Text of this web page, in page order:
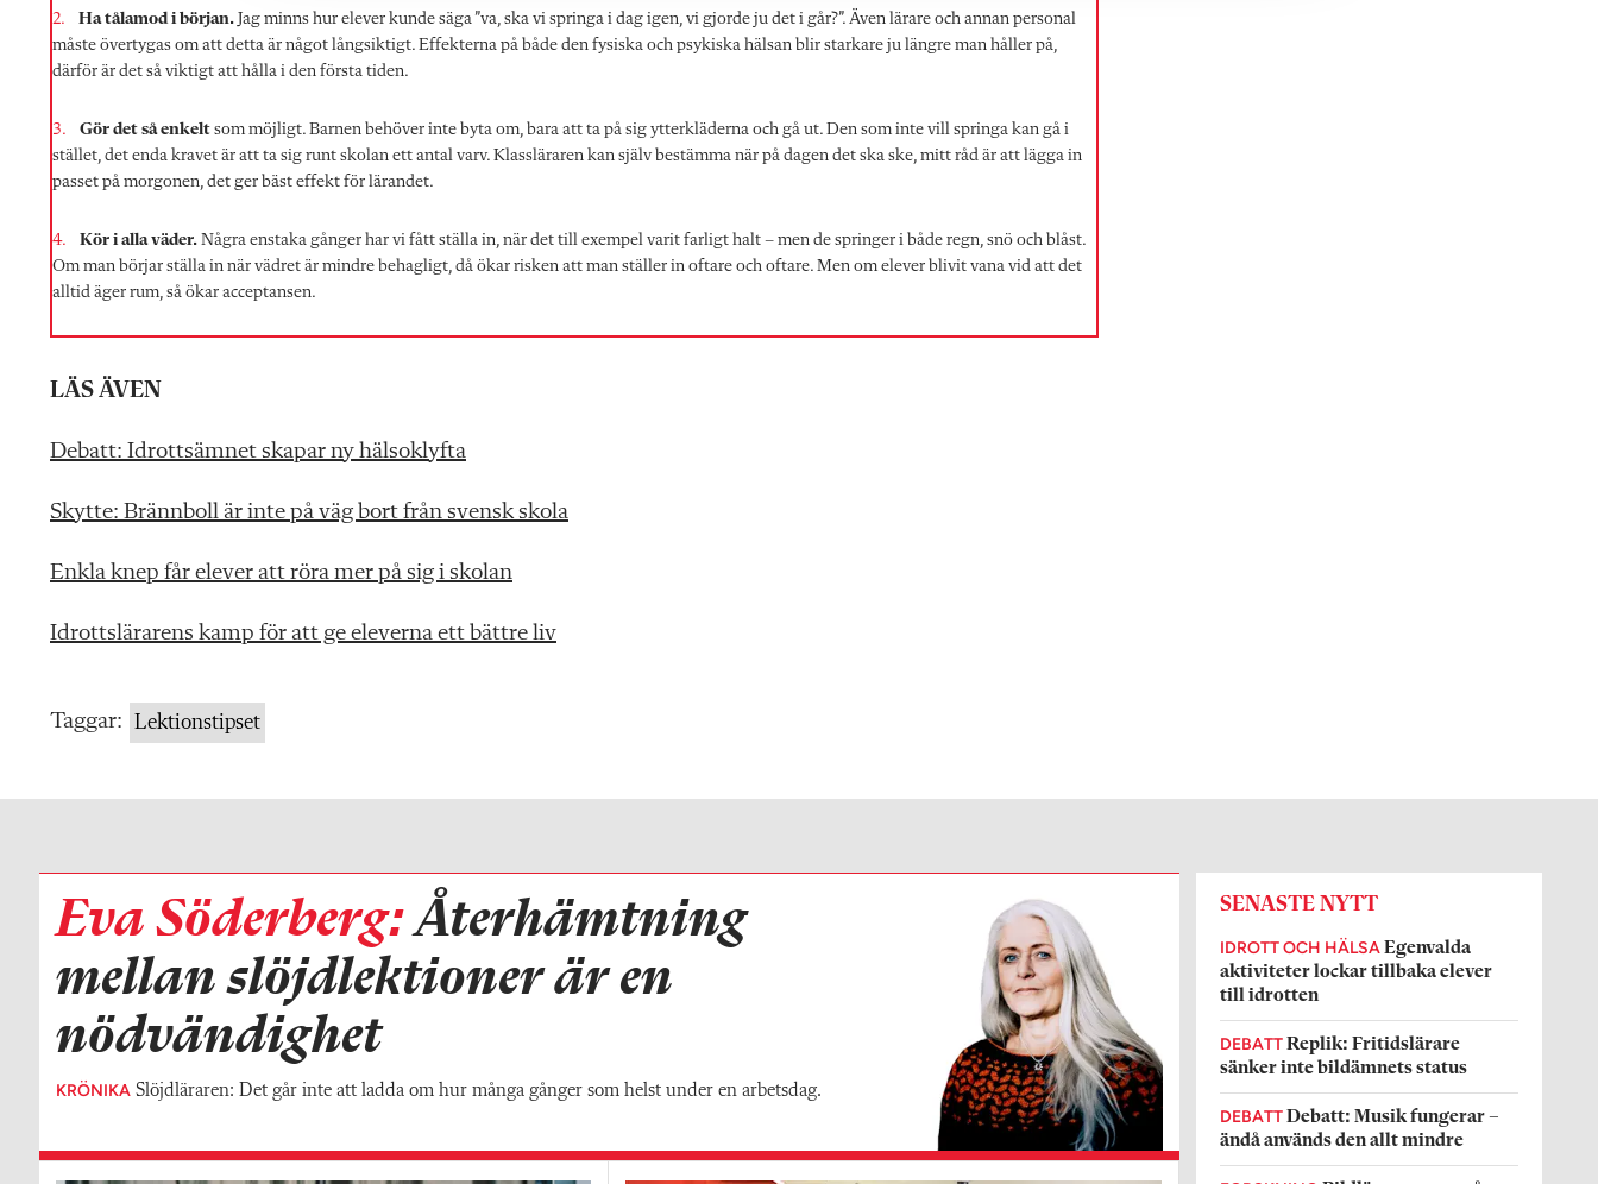
Ha tålamod i början. Jag minns hur elever kunde säga ”va, ska vi springa i dag igen, vi gjorde ju det i går?”. Även lärare och annan personal
måste övertygas om att detta är något långsiktigt. Effekterna på både den fysiska och psykiska hälsan blir starkare ju längre man håller på,
därför är det så viktigt att hålla i den första tiden.
Gör det så enkelt som möjligt. Barnen behöver inte byta om, bara att ta på sig ytterkläderna och gå ut. Den som inte vill springa kan gå i
stället, det enda kravet är att ta sig runt skolan ett antal varv. Klassläraren kan själv bestämma när på dagen det ska ske, mitt råd är att lägga in
passet på morgonen, det ger bäst effekt för lärandet.
Kör i alla väder. Några enstaka gånger har vi fått ställa in, när det till exempel varit farligt halt – men de springer i både regn, snö och blåst.
Om man börjar ställa in när vädret är mindre behagligt, då ökar risken att man ställer in oftare och oftare. Men om elever blivit vana vid att det
alltid äger rum, så ökar acceptansen.
LÄS ÄVEN
Debatt: Idrottsämnet skapar ny hälsoklyfta
Skytte: Brännboll är inte på väg bort från svensk skola
Enkla knep får elever att röra mer på sig i skolan
Idrottslärarens kamp för att ge eleverna ett bättre liv
Taggar: Lektionstipset
Eva Söderberg:Återhämtning
mellan slöjdlektioner är en
nödvändighet
KRÖNIKA Slöjdläraren: Det går inte att ladda om hur många gånger som helst under en arbetsdag.
SENASTE NYTT
IDROTT OCH HÄLSA Egenvalda
aktiviteter lockar tillbaka elever
till idrotten
DEBATT Replik: Fritidslärare
sänker inte bildämnets status
DEBATT Debatt: Musik fungerar –
ändå används den allt mindre